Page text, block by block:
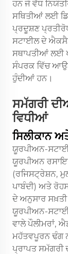
ਹਨ ਜੋ ਵੱਧ
ਸਥਿਤੀਆਂ ਲਈ
ਪ੍ਰਦੂਸ਼ਣ
ਸਟਾਈਲ ਦੇ
ਸਥਾਪਤੀਆਂ ਲਈ
ਸੰਪਰਕ ਵਿੱਚ
ਹੁੰਦੀਆਂ ਹਨ।
ਸਮੱਗਰੀ
ਵਿਧੀਆਂ
ਸਿਲੀਕਾਨ
ਯੂਰਪੀਅਨ-
ਯੂਰਪੀਅਨ
(ਰਜਿਸਟ੍ਰੇਸ਼ਨ,
ਪਾਬੰਦੀ) ਅਤੇ
ਦੇ ਅਨੁਸਾਰ ਸਖ਼ਤੀ
ਯੂਰਪੀਅਨ-
ਵਾਲੇ ਪੌਲੀਮਰਾਂ,
ਮਹੱਤਵਪੂਰਨ ਢੰਗ
ਪ੍ਰਾਪਤ ਸਮੱਗਰੀ